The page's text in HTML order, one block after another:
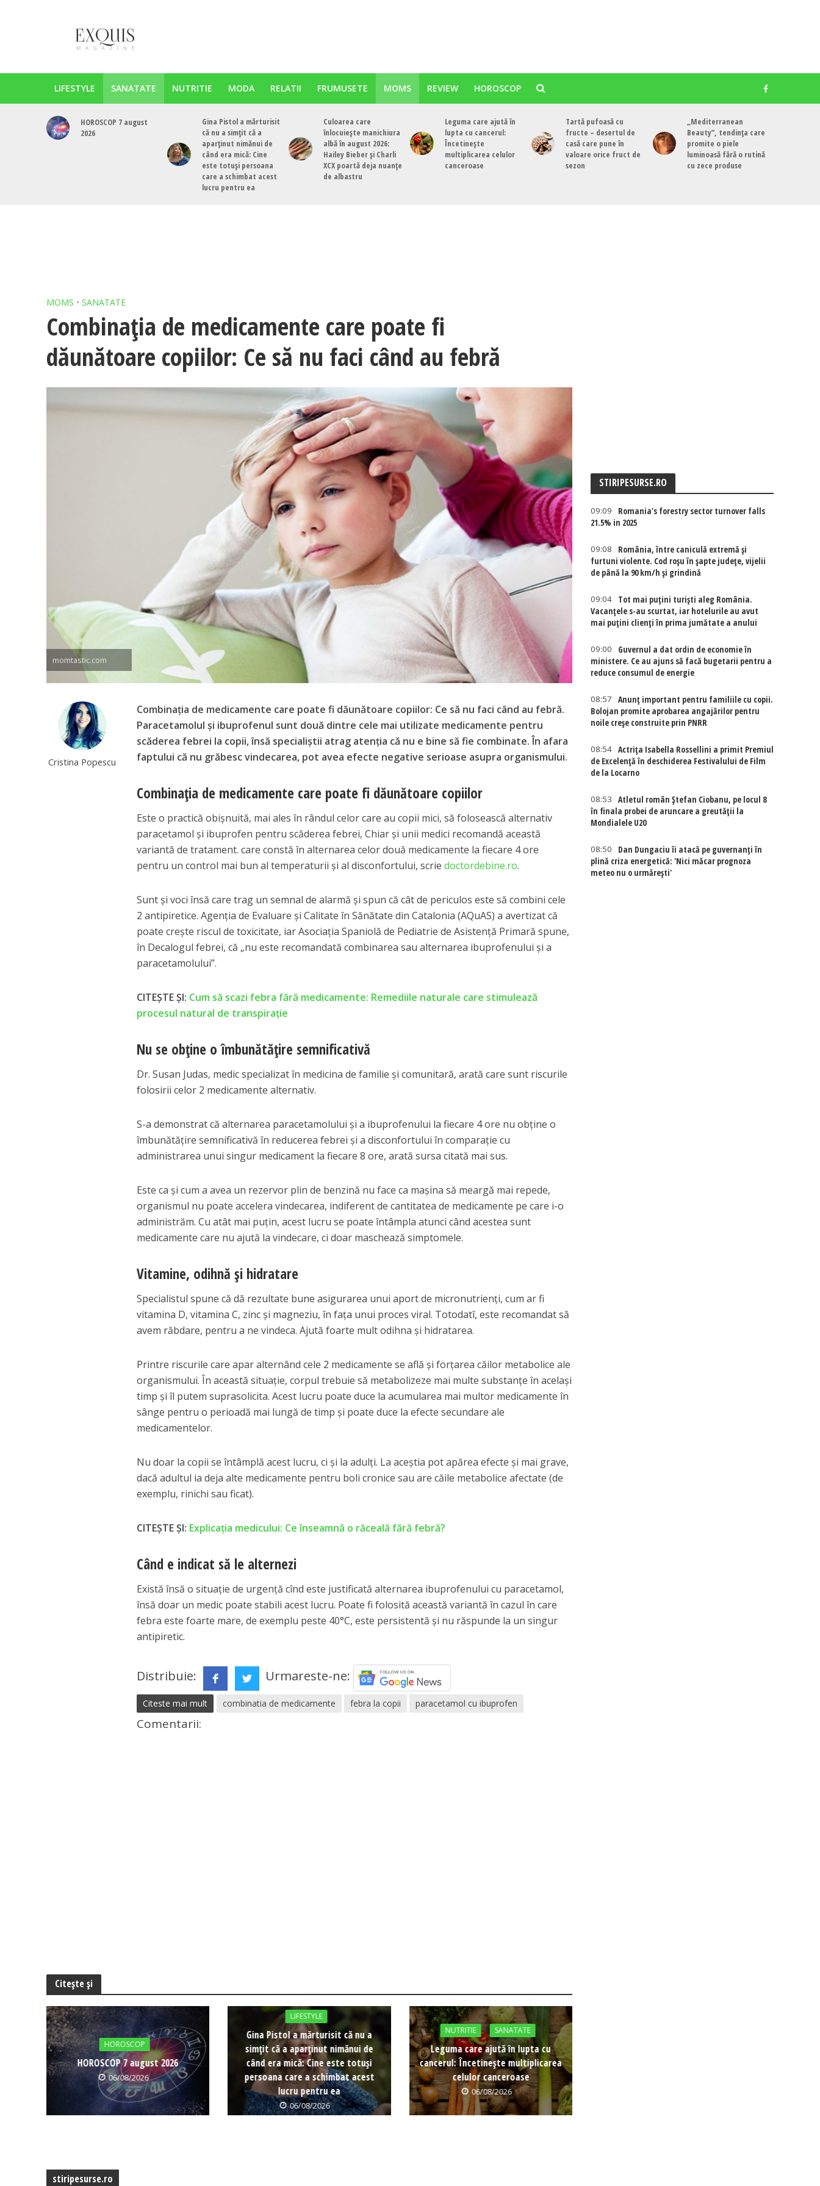
LIFESTYLE SANATATE NUTRITIE MODA RELATII FRUMUSETE MOMS REVIEW HOROSCOP
HOROSCOP 7 august
2026
Gina Pistol a mărturisit
că nu a simțit că a
aparținut nimănui de
când era mică: Cine
este totuși persoana
care a schimbat acest
lucru pentru ea
Culoarea care
înlocuiește manichiura
albă în august 2026:
Hailey Bieber și Charli
XCX poartă deja nuanțe
de albastru
Leguma care ajută în
lupta cu cancerul:
Încetinește
multiplicarea celulor
canceroase
Tartă pufoasă cu
fructe – desertul de
casă care pune în
valoare orice fruct de
sezon
„Mediterranean
Beauty”, tendința care
promite o piele
luminoasă fără o rutină
cu zece produse
MOMS • SANATATE
Combinația de medicamente care poate fi
dăunătoare copiilor: Ce să nu faci când au febră
momtastic.com
Cristina Popescu
Combinația de medicamente care poate fi dăunătoare copiilor: Ce să nu faci când au febră.
Paracetamolul și ibuprofenul sunt două dintre cele mai utilizate medicamente pentru
scăderea febrei la copii, însă specialiștii atrag atenția că nu e bine să fie combinate. În afara
faptului că nu grăbesc vindecarea, pot avea efecte negative serioase asupra organismului.
Combinația de medicamente care poate fi dăunătoare copiilor
Este o practică obișnuită, mai ales în rândul celor care au copii mici, să folosească alternativ
paracetamol și ibuprofen pentru scăderea febrei, Chiar și unii medici recomandă această
variantă de tratament. care constă în alternarea celor două medicamente la fiecare 4 ore
pentru un control mai bun al temperaturii și al disconfortului, scriedoctordebine.ro.
Sunt și voci însă care trag un semnal de alarmă și spun că cât de periculos este să combini cele
2 antipiretice. Agenția de Evaluare și Calitate în Sănătate din Catalonia (AQuAS) a avertizat că
poate crește riscul de toxicitate, iar Asociația Spaniolă de Pediatrie de Asistență Primară spune,
în Decalogul febrei, că „nu este recomandată combinarea sau alternarea ibuprofenului și a
paracetamolului”.
CITEȘTE ȘI: Cum să scazi febra fără medicamente: Remediile naturale care stimulează
procesul natural de transpirație
Nu se obține o îmbunătățire semnificativă
Dr. Susan Judas, medic specializat în medicina de familie și comunitară, arată care sunt riscurile
folosirii celor 2 medicamente alternativ.
S-a demonstrat că alternarea paracetamolului și a ibuprofenului la fiecare 4 ore nu obține o
îmbunătățire semnificativă în reducerea febrei și a disconfortului în comparație cu
administrarea unui singur medicament la fiecare 8 ore, arată sursa citată mai sus.
Este ca și cum a avea un rezervor plin de benzină nu face ca mașina să meargă mai repede,
organismul nu poate accelera vindecarea, indiferent de cantitatea de medicamente pe care i-o
administrăm. Cu atât mai puțin, acest lucru se poate întâmpla atunci când acestea sunt
medicamente care nu ajută la vindecare, ci doar maschează simptomele.
Vitamine, odihnă și hidratare
Specialistul spune că dă rezultate bune asigurarea unui aport de micronutrienți, cum ar fi
vitamina D, vitamina C, zinc și magneziu, în fața unui proces viral. Totodatî, este recomandat să
avem răbdare, pentru a ne vindeca. Ajută foarte mult odihna și hidratarea.
Printre riscurile care apar alternând cele 2 medicamente se află și forțarea căilor metabolice ale
organismului. În această situație, corpul trebuie să metabolizeze mai multe substanțe în același
timp și îl putem suprasolicita. Acest lucru poate duce la acumularea mai multor medicamente în
sânge pentru o perioadă mai lungă de timp și poate duce la efecte secundare ale
medicamentelor.
Nu doar la copii se întâmplă acest lucru, ci și la adulți. La aceștia pot apărea efecte și mai grave,
dacă adultul ia deja alte medicamente pentru boli cronice sau are căile metabolice afectate (de
exemplu, rinichi sau ficat).
CITEȘTE ȘI: Explicația medicului: Ce înseamnă o răceală fără febră?
Când e indicat să le alternezi
Există însă o situație de urgență cînd este justificată alternarea ibuprofenului cu paracetamol,
însă doar un medic poate stabili acest lucru. Poate fi folosită această variantă în cazul în care
febra este foarte mare, de exemplu peste 40°C, este persistentă și nu răspunde la un singur
antipiretic.
Distribuie: Urmareste-ne:
Citeste mai mult combinatia de medicamente febra la copii paracetamol cu ibuprofen
Comentarii:
Citește și
HOROSCOP
HOROSCOP 7 august 2026
06/08/2026
LIFESTYLE
Gina Pistol a mărturisit că nu a
simțit că a aparținut nimănui de
când era mică: Cine este totuși
persoana care a schimbat acest
lucru pentru ea
06/08/2026
NUTRITIE SANATATE
Leguma care ajută în lupta cu
cancerul: Încetinește multiplicarea
celulor canceroase
06/08/2026
stiripesurse.ro
STIRIPESURSE.RO
09:09
Romania's forestry sector turnover falls
21.5% in 2025
09:08
România, între caniculă extremă și
furtuni violente. Cod roșu în șapte județe, vijelii
de până la 90 km/h și grindină
09:04
Tot mai puțini turiști aleg România.
Vacanțele s-au scurtat, iar hotelurile au avut
mai puțini clienți în prima jumătate a anului
09:00
Guvernul a dat ordin de economie în
ministere. Ce au ajuns să facă bugetarii pentru a
reduce consumul de energie
08:57
Anunț important pentru familiile cu copii.
Bolojan promite aprobarea angajărilor pentru
noile creșe construite prin PNRR
08:54 Actriţa Isabella Rossellini a primit Premiul
de Excelenţă în deschiderea Festivalului de Film
de la Locarno
08:53
Atletul român Ștefan Ciobanu, pe locul 8
în finala probei de aruncare a greutății la
Mondialele U20
08:50
Dan Dungaciu îi atacă pe guvernanți în
plină criza energetică: 'Nici măcar prognoza
meteo nu o urmărești'